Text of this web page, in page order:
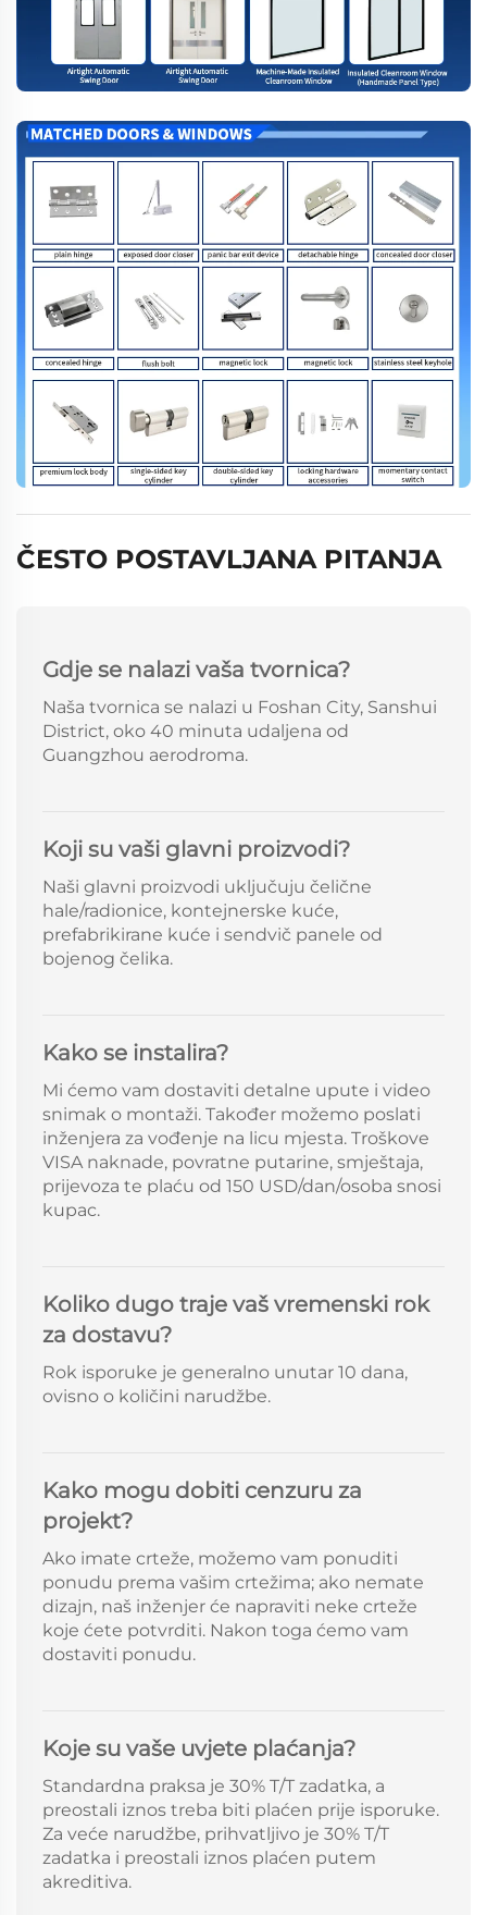
ČESTO POSTAVLJANA PITANJA
Gdje se nalazi vaša tvornica?
Naša tvornica se nalazi u Foshan City, Sanshui
District, oko 40 minuta udaljena od
Guangzhou aerodroma.
Koji su vaši glavni proizvodi?
Naši glavni proizvodi uključuju čelične
hale/radionice, kontejnerske kuće,
prefabrikirane kuće i sendvič panele od
bojenog čelika.
Kako se instalira?
Mi ćemo vam dostaviti detalne upute i video
snimak o montaži. Također možemo poslati
inženjera za vođenje na licu mjesta. Troškove
VISA naknade, povratne putarine, smještaja,
prijevoza te plaću od 150 USD/dan/osoba snosi
kupac.
Koliko dugo traje vaš vremenski rok
za dostavu?
Rok isporuke je generalno unutar 10 dana,
ovisno o količini narudžbe.
Kako mogu dobiti cenzuru za
projekt?
Ako imate crteže, možemo vam ponuditi
ponudu prema vašim crtežima; ako nemate
dizajn, naš inženjer će napraviti neke crteže
koje ćete potvrditi. Nakon toga ćemo vam
dostaviti ponudu.
Koje su vaše uvjete plaćanja?
Standardna praksa je 30% T/T zadatka, a
preostali iznos treba biti plaćen prije isporuke.
Za veće narudžbe, prihvatljivo je 30% T/T
zadatka i preostali iznos plaćen putem
akreditiva.